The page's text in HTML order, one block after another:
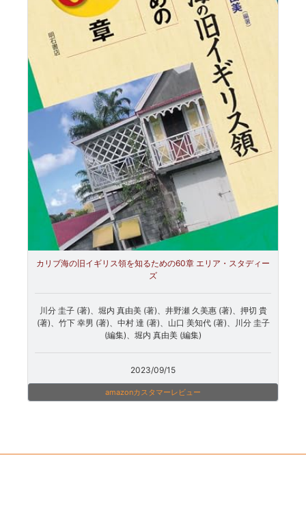
カリブ海の旧イギリス領を知るための60章 エリア・スタディー
ズ
川分 圭子 (著)、堀内 真由美 (著)、井野瀬 久美惠 (著)、押切 貴
(著)、竹下 幸男 (著)、中村 達 (著)、山口 美知代 (著)、川分 圭子
(編集)、堀内 真由美 (編集)
2023/09/15
amazonカスタマーレビュー